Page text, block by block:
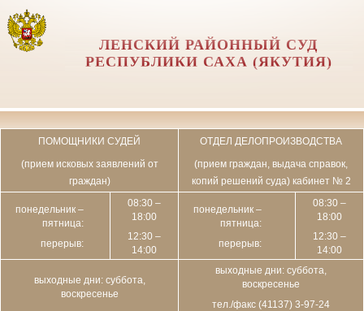
ЛЕНСКИЙ РАЙОННЫЙ СУД
РЕСПУБЛИКИ САХА (ЯКУТИЯ)
ПОМОЩНИКИ СУДЕЙ
(прием исковых заявлений от
граждан)
ОТДЕЛ ДЕЛОПРОИЗВОДСТВА
(прием граждан, выдача справок,
копий решений суда) кабинет № 2
понедельник –
пятница:
перерыв:
08:30 –
18:00
12:30 –
14:00
понедельник –
пятница:
перерыв:
08:30 –
18:00
12:30 –
14:00
выходные дни: суббота,
воскресенье
выходные дни: суббота,
воскресенье
тел./факс (41137) 3-97-24